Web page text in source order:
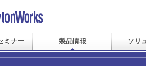
ミナー 製品情報 ソリ